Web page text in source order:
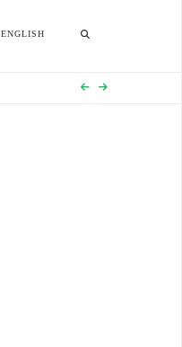
ENGLISH